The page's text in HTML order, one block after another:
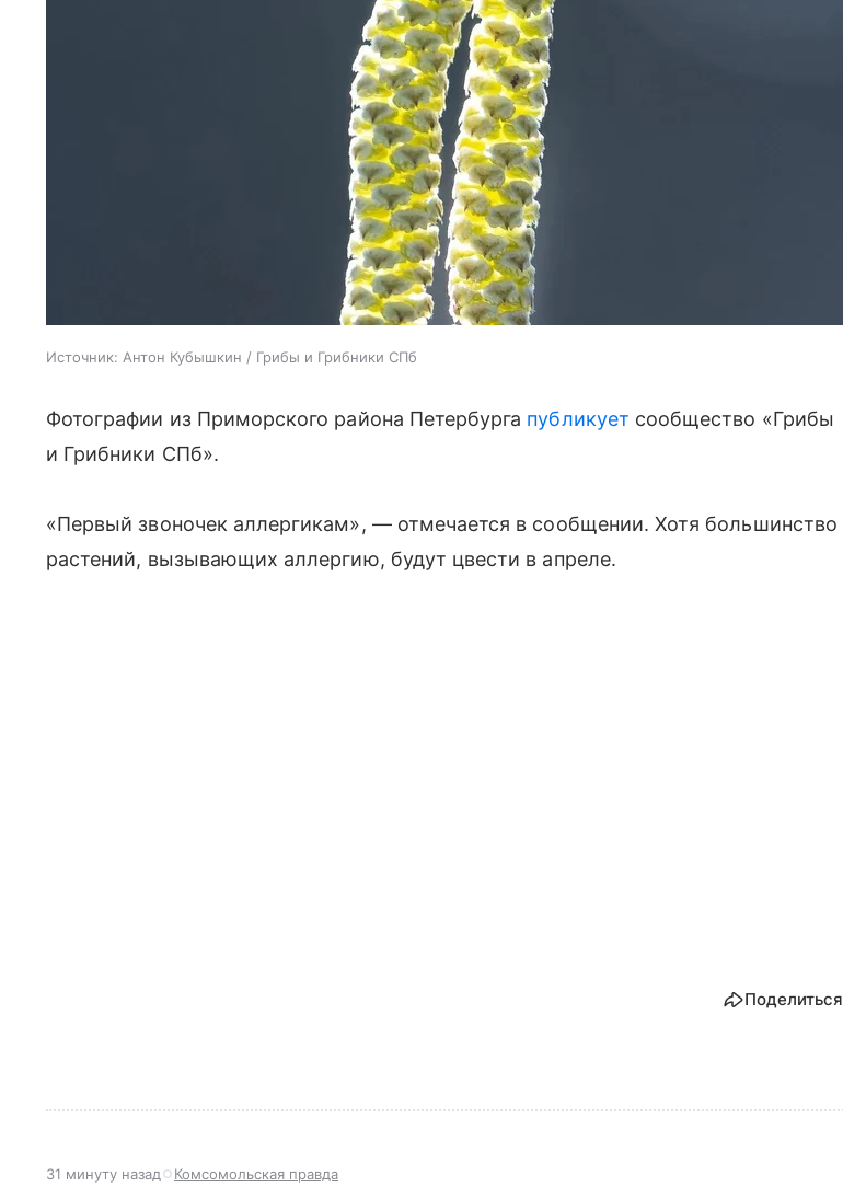
Источник: Антон Кубышкин / Грибы и Грибники СПб
Фотографии из Приморского района Петербурга публикует сообщество «Грибы
и Грибники СПб».
«Первый звоночек аллергикам», — отмечается в сообщении. Хотя большинство
растений, вызывающих аллергию, будут цвести в апреле.
Поделиться
31 минуту назад Комсомольская правда